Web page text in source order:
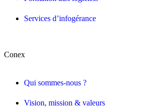
Services d’infogérance
Conex
Qui sommes-nous ?
Vision, mission & valeurs